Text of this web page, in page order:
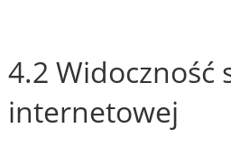
4.2 Widoczność
internetowej